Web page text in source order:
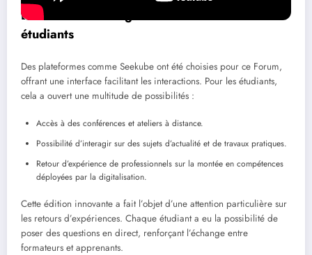
Les innovations digitales au service des
étudiants
Des plateformes comme Seekube ont été choisies pour ce Forum,
offrant une interface facilitant les interactions. Pour les étudiants,
cela a ouvert une multitude de possibilités :
Accès à des conférences et ateliers à distance.
Possibilité d’interagir sur des sujets d’actualité et de travaux pratiques.
Retour d’expérience de professionnels sur la montée en compétences
déployées par la digitalisation.
Cette édition innovante a fait l’objet d’une attention particulière sur
les retours d’expériences. Chaque étudiant a eu la possibilité de
poser des questions en direct, renforçant l’échange entre
formateurs et apprenants.